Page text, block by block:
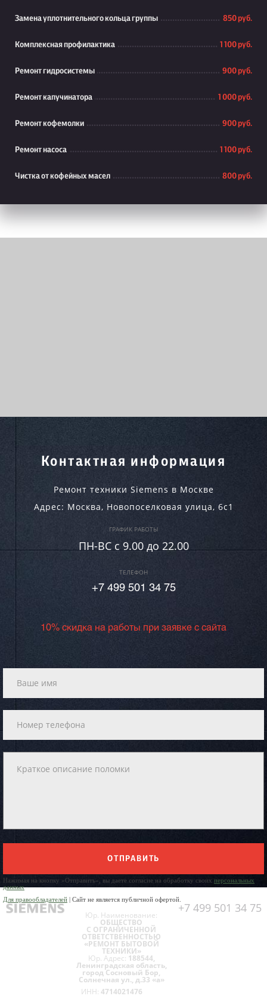
Замена уплотнительного кольца группы 850 руб.
Комплексная профилактика 1 100 руб.
Ремонт гидросистемы 900 руб.
Ремонт капучинатора 1 000 руб.
Ремонт кофемолки 900 руб.
Ремонт насоса 1 100 руб.
Чистка от кофейных масел 800 руб.
Контактная информация
Ремонт техники Siemens в Москве
Адрес: Москва, Новопоселковая улица, 6с1
ГРАФИК РАБОТЫ
ПН-ВC c 9.00 до 22.00
ТЕЛЕФОН
+7 499 501 34 75
10% скидка на работы при заявке с сайта
ОТПРАВИТЬ
Нажимая на кнопку «Отправить», вы даете согласие на обработку своих персональных
данных
Для правообладателей | Сайт не является публичной офертой.
+7 499 501 34 75
Юр. Наименование:
ОБЩЕСТВО
С ОГРАНИЧЕННОЙ
ОТВЕТСТВЕННОСТЬЮ
«РЕМОНТ БЫТОВОЙ
ТЕХНИКИ»
Юр. Адрес: 188544,
Ленинградская область,
город Сосновый Бор,
Солнечная ул., д.33 «а»
ИНН: 4714021476